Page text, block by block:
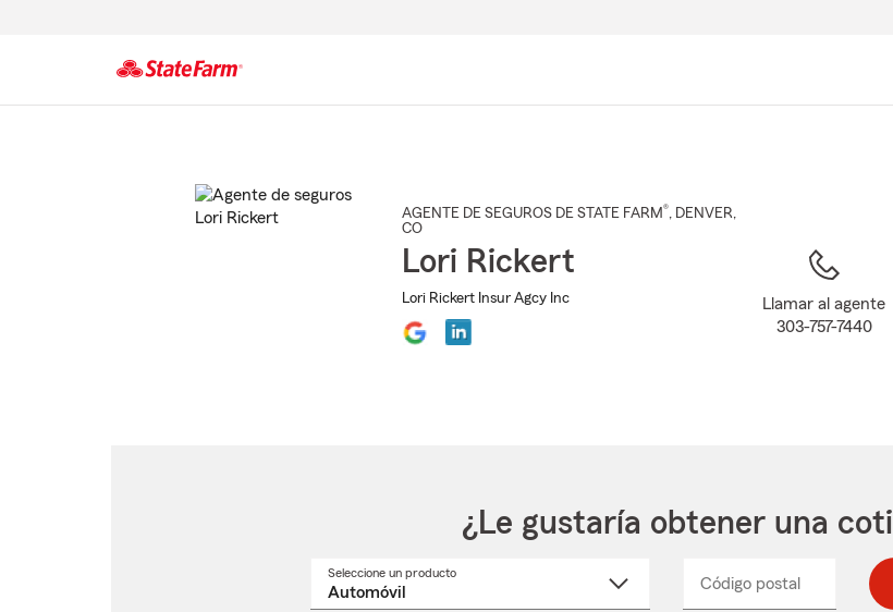
AGENTE DE SEGUROS DE STATE FARM®, DENVER,
CO
Lori Rickert
Lori Rickert Insur Agcy Inc
Llamar al agente
303-757-7440
¿Le gustaría obtener una
Seleccione un productoSeleccione
Código postal
_____